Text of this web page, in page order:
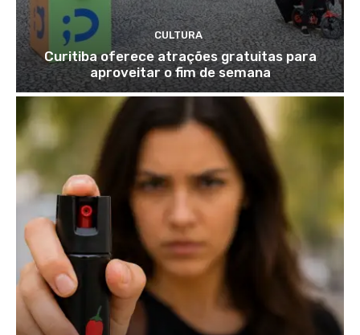
CULTURA
Curitiba oferece atrações gratuitas para
aproveitar o fim de semana